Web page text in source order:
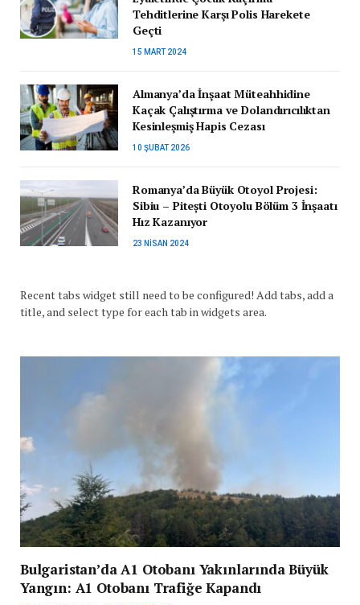
Tehditlerine Karşı Polis Harekete
Geçti
15 MART 2024
Almanya’da İnşaat Müteahhidine
Kaçak Çalıştırma ve Dolandırıcılıktan
Kesinleşmiş Hapis Cezası
10 ŞUBAT 2026
Romanya’da Büyük Otoyol Projesi:
Sibiu – Pitești Otoyolu Bölüm 3 İnşaatı
Hız Kazanıyor
23 NISAN 2024
Recent tabs widget still need to be configured! Add tabs, add a
title, and select type for each tab in widgets area.
Bulgaristan’da A1 Otobanı Yakınlarında Büyük
Yangın: A1 Otobanı Trafiğe Kapandı